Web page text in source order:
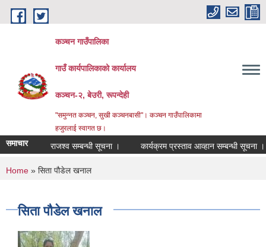
Skip to main content
कञ्चन गाउँपालिका
गाउँ कार्यपालिकाको कार्यालय
कञ्‍चन-२, बेउरी, रूपन्देही
"समुन्‍नत कञ्‍चन, सुखी कञ्‍चनबासी"। कञ्चन गाउँपालिकामा
हजुरलाई स्वागत छ।
समाचार राजश्व सम्बन्धी सूचना । कार्यक्रम प्रस्ताव आव्हान सम्बन्धी सूचना ।
You are here
Home » सिता पौडेल खनाल
सिता पौडेल खनाल